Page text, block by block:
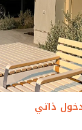
ذاتي